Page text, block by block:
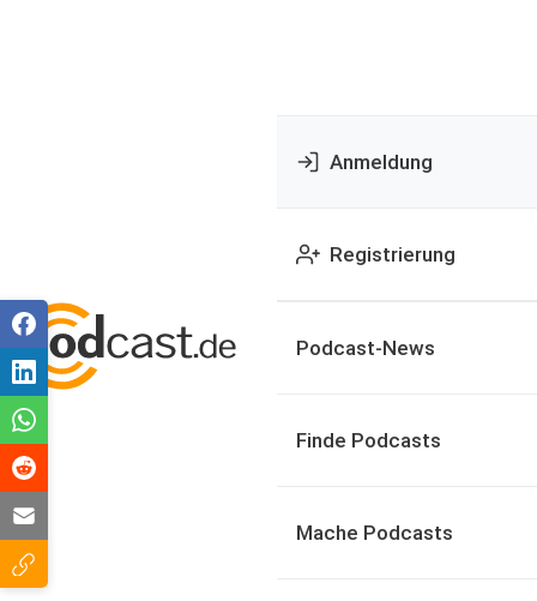
Anmeldung
Registrierung
Podcast-News
Finde Podcasts
Mache Podcasts